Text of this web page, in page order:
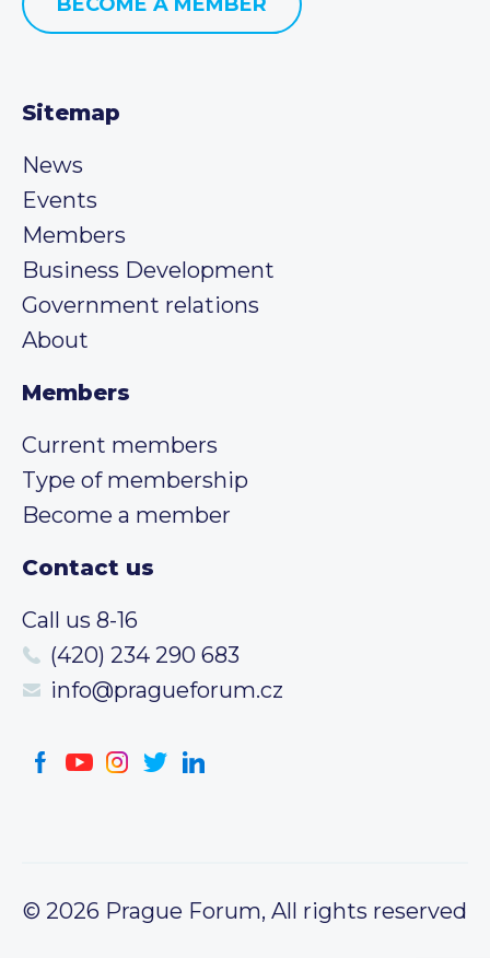
Sitemap
News
Events
Members
Business Development
Government relations
About
Members
Current members
Type of membership
Become a member
Contact us
Call us 8-16
(420) 234 290 683
info@pragueforum.cz
© 2026 Prague Forum, All rights reserved